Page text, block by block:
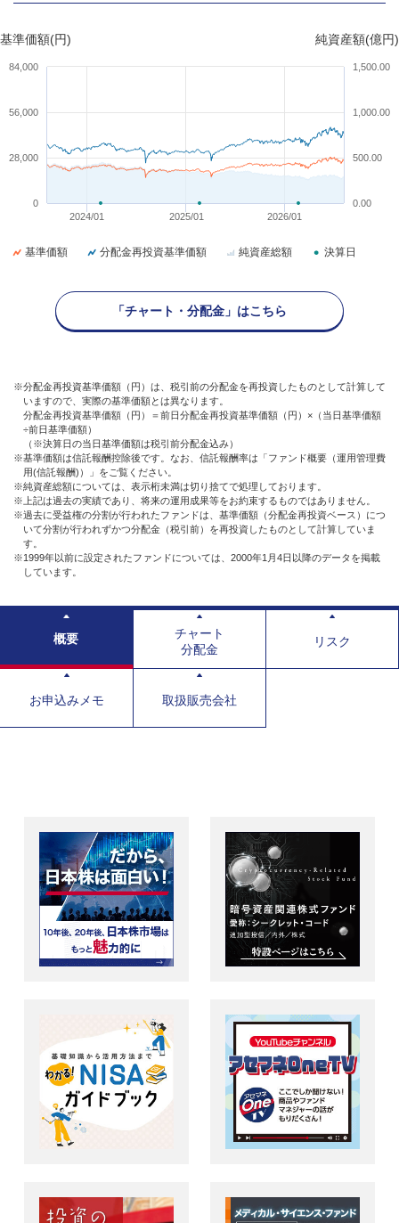
基準価額(円) 純資産額(億円)
2024/01 2025/01 2026/01
0
28,000
56,000
84,000
0.00
500.00
1,000.00
1,500.00
基準価額 分配金再投資基準価額 純資産総額 決算日
「チャート・分配金」はこちら
※分配金再投資基準価額（円）は、税引前の分配金を再投資したものとして計算して
いますので、実際の基準価額とは異なります。
分配金再投資基準価額（円）＝前日分配金再投資基準価額（円）×（当日基準価額
÷前日基準価額）
（※決算日の当日基準価額は税引前分配金込み）
※基準価額は信託報酬控除後です。なお、信託報酬率は「ファンド概要（運用管理費
用(信託報酬)）」をご覧ください。
※純資産総額については、表示桁未満は切り捨てで処理しております。
※上記は過去の実績であり、将来の運用成果等をお約束するものではありません。
※過去に受益権の分割が行われたファンドは、基準価額（分配金再投資ベース）につ
いて分割が行われずかつ分配金（税引前）を再投資したものとして計算していま
す。
※1999年以前に設定されたファンドについては、2000年1月4日以降のデータを掲載
しています。
概要
チャート
分配金
リスク
お申込みメモ 取扱販売会社